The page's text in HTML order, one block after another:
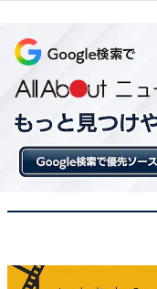
複数のクーポンを組
できる場合も。クー
は早めにチェックし
楽天ト